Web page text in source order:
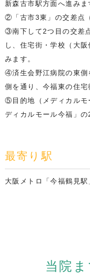
新森古市駅方面へ進みま
②「古市3東」の交差点
③南下して2つ目の交差
し、住宅街・学校（大
みます。
④済生会野江病院の東側
側を通り、今福東の住宅
⑤目的地（メディカルモ
ディカルモール今福」の
最寄り駅
大阪メトロ「今福鶴見
当院